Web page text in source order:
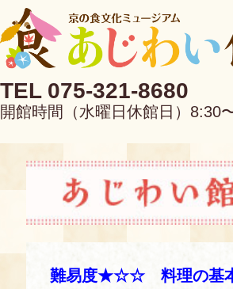
TEL 075-321-8680
開館時間（水曜日休館日）8:30
EN
難易度★☆☆ 料理の基本